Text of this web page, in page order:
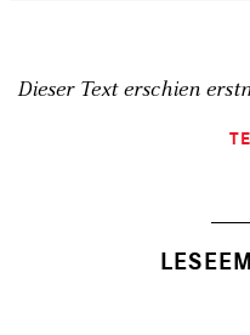
Dieser Text erschien